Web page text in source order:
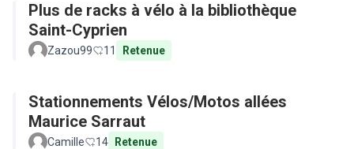
Plus de racks à vélo à la bibliothèque
Saint-Cyprien
Zazou99 11 Retenue
Stationnements Vélos/Motos allées
Maurice Sarraut
Camille 14 Retenue